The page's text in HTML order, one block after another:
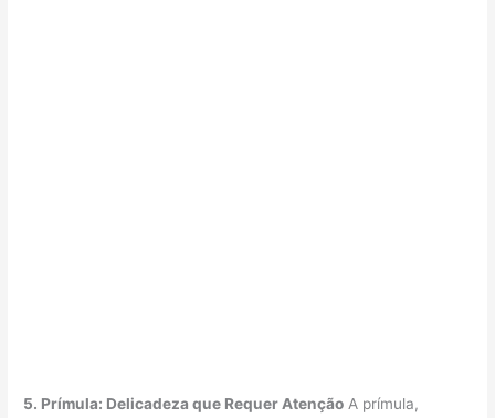
5. Prímula: Delicadeza que Requer Atenção A prímula,